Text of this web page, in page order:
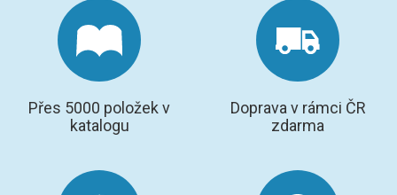
Přes 5000 položek v
katalogu
Doprava v rámci ČR
zdarma